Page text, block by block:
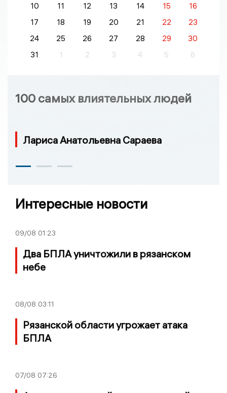
10
11 12 13 14 15
16
17
18 19 20 21 22
23
24
25 26 27 28 29
30
31
1 2 3 4 5 6
100 самых влиятельных людей
Лариса Анатольевна Сараева
Интересные новости
09/08 01:23
Два БПЛА уничтожили в рязанском
небе
08/08 03:11
Рязанской области угрожает атака
БПЛА
07/08 07:26